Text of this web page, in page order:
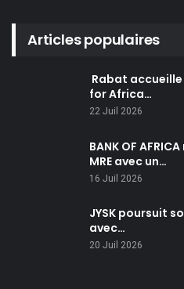
Articles populaires
Rabat
for Africa…
22 Juil 2026
BANK OF
MRE avec un…
16 Juil 2026
JYSK poursuit
avec…
20 Juil 2026